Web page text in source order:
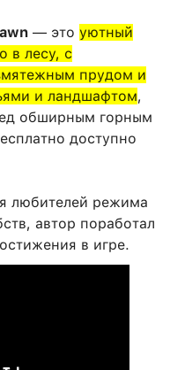
— это уютный
в лесу, с
прудом и
и ландшафтом,
обширным горным
доступно
любителей режима
автор поработал
в игре.